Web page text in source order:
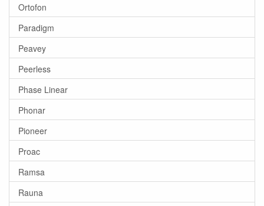
Ortofon
Paradigm
Peavey
Peerless
Phase Linear
Phonar
Pioneer
Proac
Ramsa
Rauna